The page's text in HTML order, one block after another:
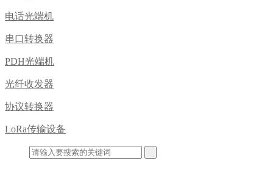
电话光端机
串口转换器
PDH光端机
光纤收发器
协议转换器
LoRa传输设备